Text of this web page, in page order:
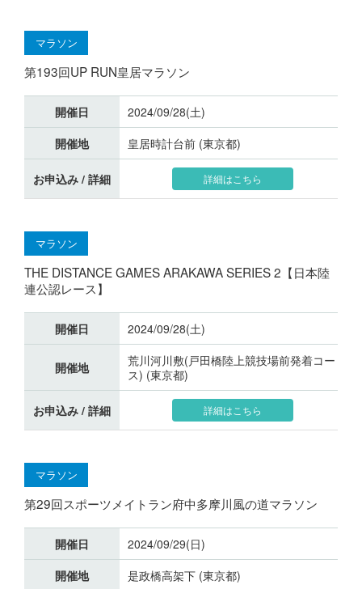
マラソン
第193回UP RUN皇居マラソン
開催日
2024/09/28(土)
開催地
皇居時計台前 (東京都)
お申込み / 詳細 詳細はこちら
マラソン
THE DISTANCE GAMES ARAKAWA SERIES 2【日本陸
連公認レース】
開催日 2024/09/28(土)
開催地
荒川河川敷(戸田橋陸上競技場前発着コー
ス) (東京都)
お申込み / 詳細 詳細はこちら
マラソン
第29回スポーツメイトラン府中多摩川風の道マラソン
開催日
2024/09/29(日)
開催地
是政橋高架下 (東京都)